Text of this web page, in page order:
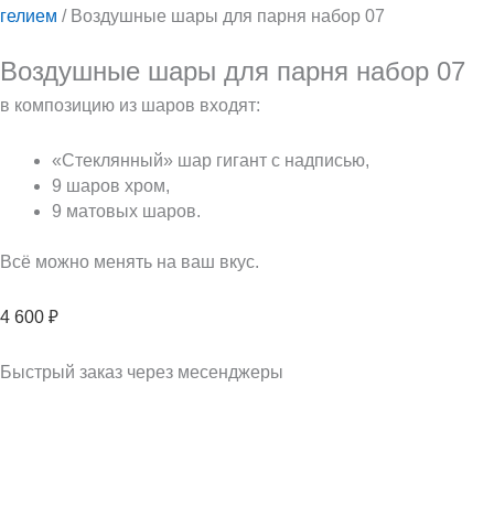
гелием / Воздушные шары для парня набор 07
Воздушные шары для парня набор 07
в композицию из шаров входят:
«Стеклянный» шар гигант с надписью,
9 шаров хром,
9 матовых шаров.
Всё можно менять на ваш вкус.
4 600 ₽
Быстрый заказ через месенджеры